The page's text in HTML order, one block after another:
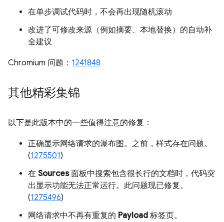
在单步调试代码时，不会再出现随机滚动
改进了可修改来源（例如摘要、本地替换）的自动补
全建议
Chromium 问题： 1241848
其他精彩集锦
以下是此版本中的一些值得注意的修复：
正确显示网络请求的瀑布图。之前，样式存在问题。
(1275501)
在 Sources面板中搜索包含很长行的文档时，代码突
出显示功能无法正常运行。此问题现已修复。
(1275496)
网络请求中不再有重复的 Payload 标签页。